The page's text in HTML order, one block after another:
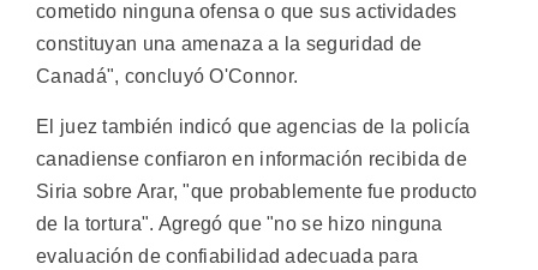
cometido ninguna ofensa o que sus actividades
constituyan una amenaza a la seguridad de
Canadá", concluyó O'Connor.
El juez también indicó que agencias de la policía
canadiense confiaron en información recibida de
Siria sobre Arar, "que probablemente fue producto
de la tortura". Agregó que "no se hizo ninguna
evaluación de confiabilidad adecuada para